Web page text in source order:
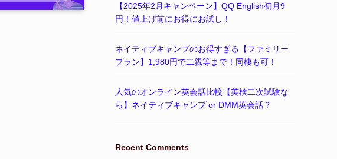
【2025年2月キャンペーン】QQ English初月9
円！値上げ前にお得にお試し！
ネイティブキャンプのお得すぎる【ファミリー
プラン】1,980円で二親等まで！同棲も可！
人気のオンライン英会話比較【英検二次試験な
ら】ネイティブキャンプ or DMM英会話？
Recent Comments